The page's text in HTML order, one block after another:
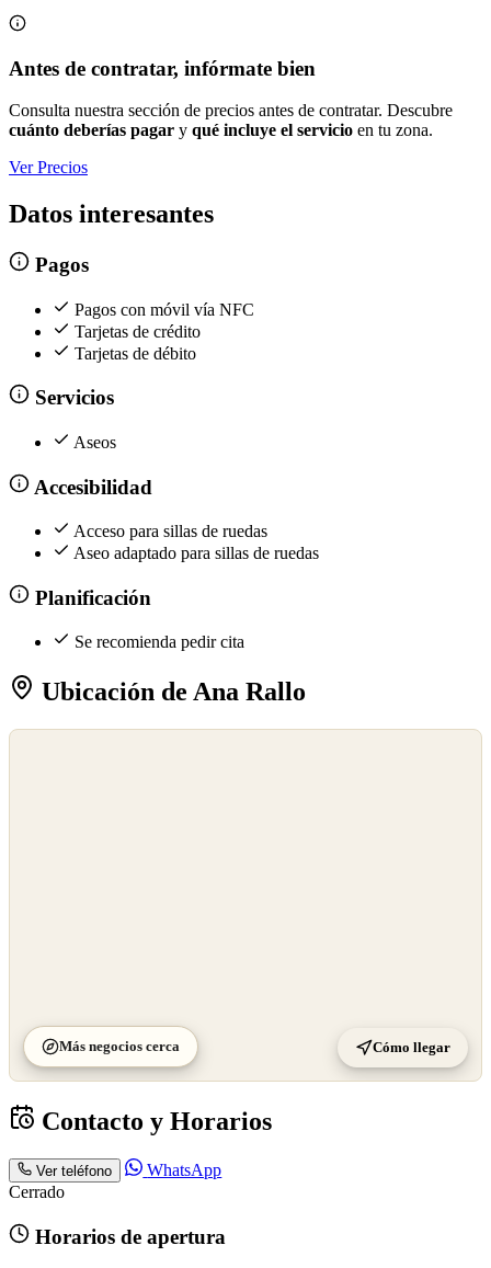
Antes de contratar, infórmate bien
Consulta nuestra sección de precios antes de contratar. Descubre
cuánto deberías pagar y qué incluye el servicio en tu zona.
Ver Precios
Datos interesantes
Pagos
Pagos con móvil vía NFC
Tarjetas de crédito
Tarjetas de débito
Servicios
Aseos
Accesibilidad
Acceso para sillas de ruedas
Aseo adaptado para sillas de ruedas
Planificación
Se recomienda pedir cita
Ubicación de Ana Rallo
Más negocios cerca Cómo llegar
Contacto y Horarios
Ver teléfono
WhatsApp
Cerrado
Horarios de apertura